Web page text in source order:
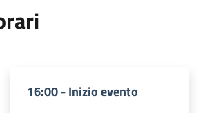
16:00 - Inizio evento